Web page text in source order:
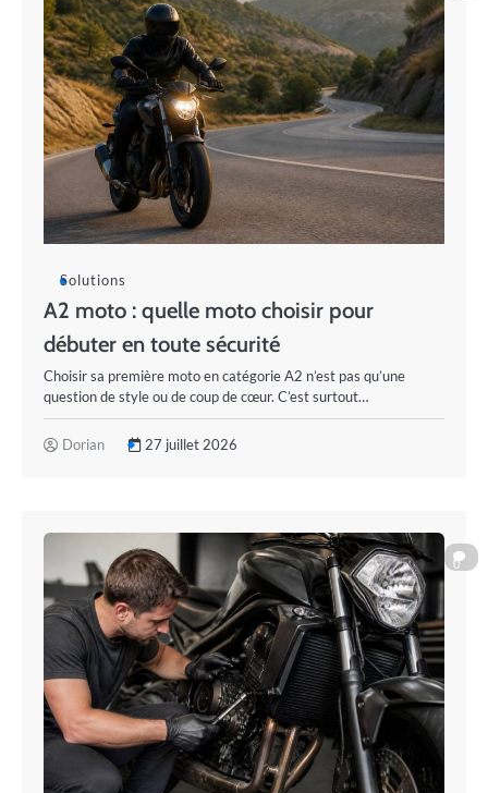
Solutions
A2 moto : quelle moto choisir pour
débuter en toute sécurité
Choisir sa première moto en catégorie A2 n’est pas qu’une
question de style ou de coup de cœur. C’est surtout…
Dorian 27 juillet 2026
0